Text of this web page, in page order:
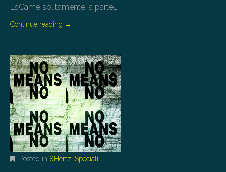
LaCame solitamente, a parte…
Continue reading →
Posted in 8Hertz Speciali